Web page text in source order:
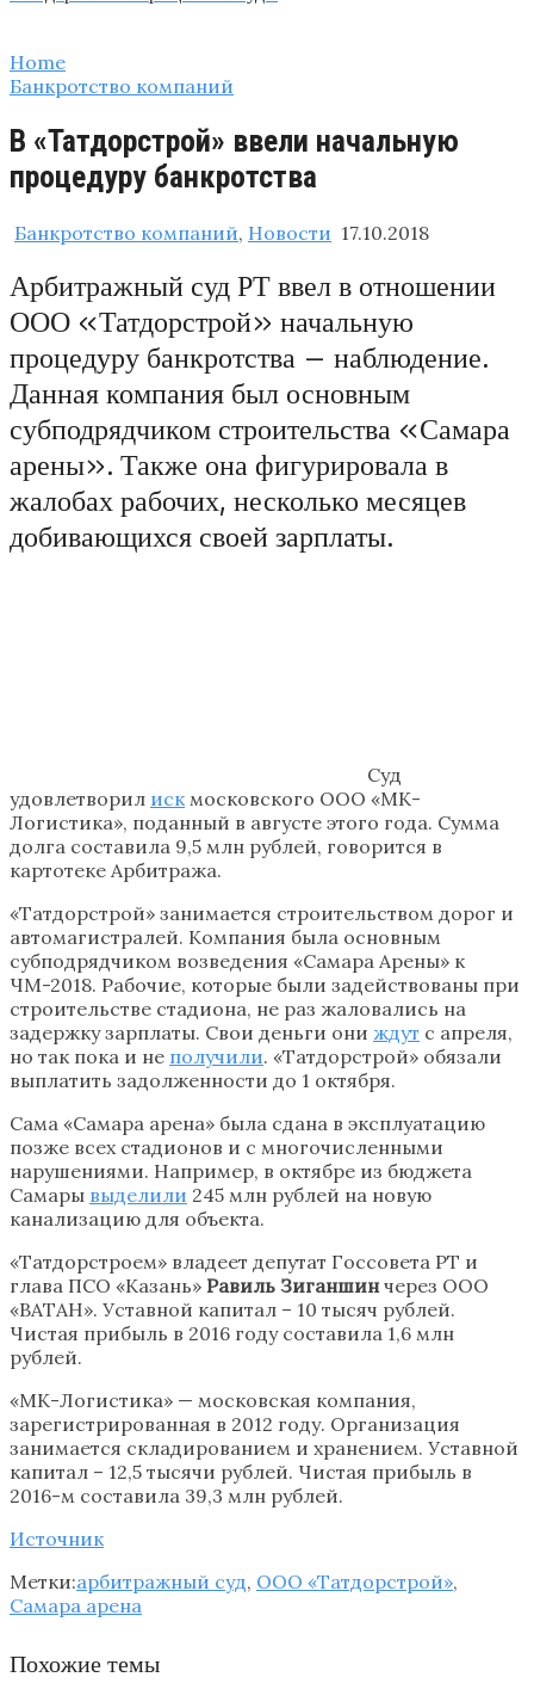
Home
Банкротство компаний
В «Татдорстрой» ввели начальную
процедуру банкротства
Банкротство компаний, Новости 17.10.2018
Арбитражный суд РТ ввел в отношении
ООО «Татдорстрой» начальную
процедуру банкротства – наблюдение.
Данная компания был основным
субподрядчиком строительства «Самара
арены». Также она фигурировала в
жалобах рабочих, несколько месяцев
добивающихся своей зарплаты.
Суд
удовлетворил иск московского ООО «МК-
Логистика», поданный в августе этого года. Сумма
долга составила 9,5 млн рублей, говорится в
картотеке Арбитража.
«Татдорстрой» занимается строительством дорог и
автомагистралей. Компания была основным
субподрядчиком возведения «Самара Арены» к
ЧМ-2018. Рабочие, которые были задействованы при
строительстве стадиона, не раз жаловались на
задержку зарплаты. Свои деньги они ждут с апреля,
но так пока и не получили. «Татдорстрой» обязали
выплатить задолженности до 1 октября.
Сама «Самара арена» была сдана в эксплуатацию
позже всех стадионов и с многочисленными
нарушениями. Например, в октябре из бюджета
Самары выделили 245 млн рублей на новую
канализацию для объекта.
«Татдорстроем» владеет депутат Госсовета РТ и
глава ПСО «Казань» Равиль Зиганшинчерез ООО
«ВАТАН». Уставной капитал – 10 тысяч рублей.
Чистая прибыль в 2016 году составила 1,6 млн
рублей.
«МК-Логистика» — московская компания,
зарегистрированная в 2012 году. Организация
занимается складированием и хранением. Уставной
капитал – 12,5 тысячи рублей. Чистая прибыль в
2016-м составила 39,3 млн рублей.
Источник
Метки:арбитражный суд, ООО «Татдорстрой»,
Самара арена
Похожие темы